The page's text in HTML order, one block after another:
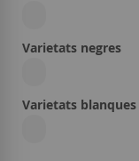
Varietats negres
Varietats blanques